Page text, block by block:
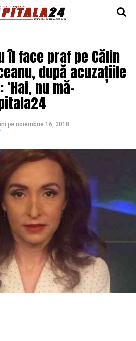
îl face praf pe Călin
după acuzațiile
‘Hai, nu mă-
pe noiembrie 16, 2018